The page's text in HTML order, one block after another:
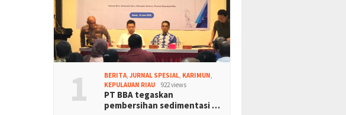
1 BERITA,JURNAL SPESIAL, KARIMUN,
KEPULAUAN RIAU
922 views
PT BBA tegaskan
pembersihan sedimentasi …